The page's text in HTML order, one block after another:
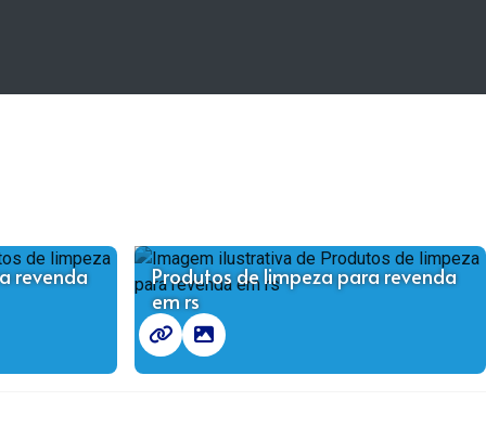
revenda
Produtos de limpeza para revenda
em rs